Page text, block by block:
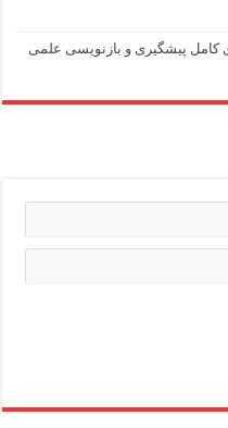
پیشگیری و بازنویسی علمی